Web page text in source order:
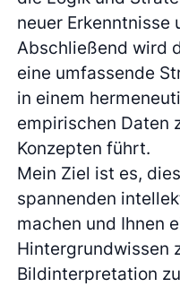
neuer Erkenntnisse
Abschließend wird
eine umfassende
in einem
empirischen Daten
Konzepten führt.
Mein Ziel ist es,
spannenden
machen und Ihnen
Hintergrundwissen
Bildinterpretation